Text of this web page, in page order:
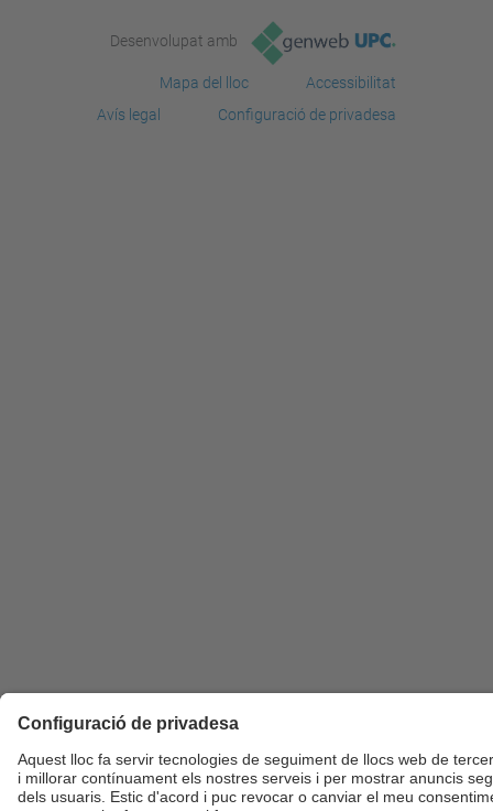
Desenvolupat amb
Mapa del lloc
Accessibilitat
Avís legal
Configuració de privadesa